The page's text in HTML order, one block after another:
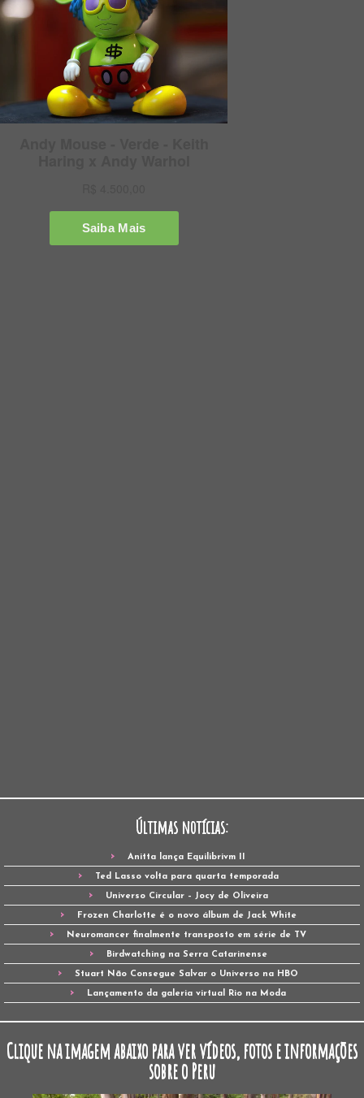
Últimas notícias:
Anitta lança Equilibrivm II
Ted Lasso volta para quarta temporada
Universo Circular – Jocy de Oliveira
Frozen Charlotte é o novo álbum de Jack White
Neuromancer finalmente transposto em série de TV
Birdwatching na Serra Catarinense
Stuart Não Consegue Salvar o Universo na HBO
Lançamento da galeria virtual Rio na Moda
Clique na imagem abaixo para ver vídeos, fotos e informações
sobre o Peru